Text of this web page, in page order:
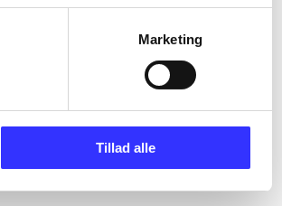
Marketing
Tillad alle